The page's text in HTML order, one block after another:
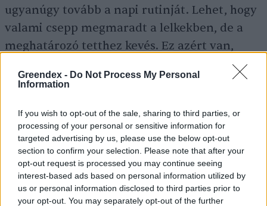
Greendex - Do Not Process My Personal
Information
If you wish to opt-out of the sale, sharing to third parties, or
processing of your personal or sensitive information for
targeted advertising by us, please use the below opt-out
section to confirm your selection. Please note that after your
opt-out request is processed you may continue seeing
interest-based ads based on personal information utilized by
us or personal information disclosed to third parties prior to
your opt-out. You may separately opt-out of the further
ugyanúgy tovább a napi rutinját. Lehet, hogy
valami csepp megmaradt a lelkekben, de a
meghatározó tetthez kevés. Ez azért van,
mert megszoktuk ezt a kényelmet, amiben
élünk.
Az egyik legismertebb sorozatod Roxyról,
rókáról szól. Ismert sztori, hogy egyszer
végignézted azt, ahogy a borz megöli az
egyik kölykét. Ennek kapcsán felmerül a
kérdés, hogy szerinted hol húzódik az az